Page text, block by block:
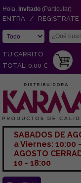
Hola, Invitado (Particular)
ENTRA / REGÍSTRATE
TU CARRITO
TOTAL: 0,00 €
SABADOS DE
a Viernes: 10:00
AGOSTO
10 - 18:00